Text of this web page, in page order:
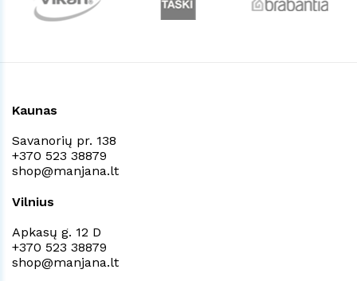
Kaunas
Savanorių pr. 138
+370 523 38879
shop@manjana.lt
Vilnius
Apkasų g. 12 D
+370 523 38879
shop@manjana.lt